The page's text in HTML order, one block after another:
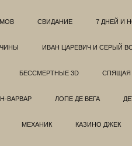
СВИДАНИЕ 7 ДНЕЙ И
ИВАН ЦАРЕВИЧ И СЕРЫЙ
БЕССМЕРТНЫЕ 3D СПЯЩАЯ
ВАРВАР ЛОПЕ ДЕ ВЕГА
МЕХАНИК КАЗИНО ДЖЕК